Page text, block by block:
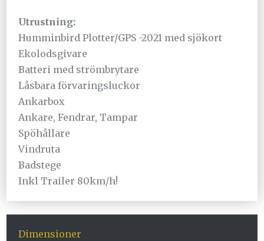
Utrustning:
Humminbird Plotter/GPS -2021 med sjökort
Ekolodsgivare
Batteri med strömbrytare
Låsbara förvaringsluckor
Ankarbox
Ankare, Fendrar, Tampar
Spöhållare
Vindruta
Badstege
Inkl Trailer 80km/h!
Dimensioner